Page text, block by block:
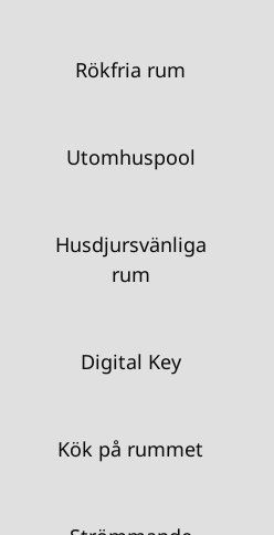
Rökfria rum
Utomhuspool
Husdjursvänliga
rum
Digital Key
Kök på rummet